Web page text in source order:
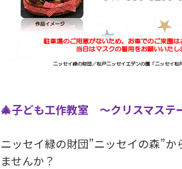
🎄子ども工作教室 ～クリスマステ
ニッセイ緑の財団”ニッセイの森”
ませんか？